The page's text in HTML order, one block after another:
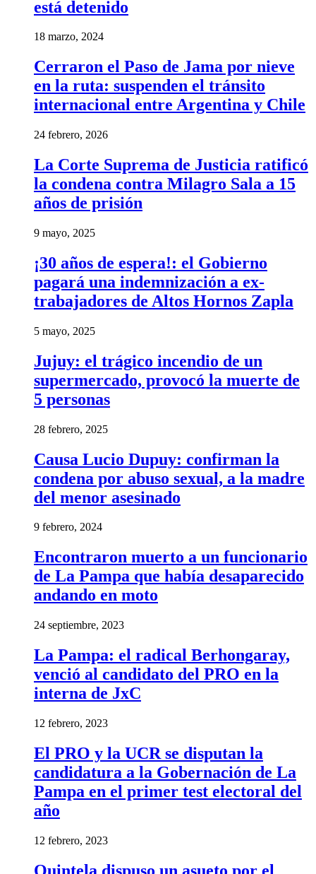
está detenido
18 marzo, 2024
Cerraron el Paso de Jama por nieve
en la ruta: suspenden el tránsito
internacional entre Argentina y Chile
24 febrero, 2026
La Corte Suprema de Justicia ratificó
la condena contra Milagro Sala a 15
años de prisión
9 mayo, 2025
¡30 años de espera!: el Gobierno
pagará una indemnización a ex-
trabajadores de Altos Hornos Zapla
5 mayo, 2025
Jujuy: el trágico incendio de un
supermercado, provocó la muerte de
5 personas
28 febrero, 2025
Causa Lucio Dupuy: confirman la
condena por abuso sexual, a la madre
del menor asesinado
9 febrero, 2024
Encontraron muerto a un funcionario
de La Pampa que había desaparecido
andando en moto
24 septiembre, 2023
La Pampa: el radical Berhongaray,
venció al candidato del PRO en la
interna de JxC
12 febrero, 2023
El PRO y la UCR se disputan la
candidatura a la Gobernación de La
Pampa en el primer test electoral del
año
12 febrero, 2023